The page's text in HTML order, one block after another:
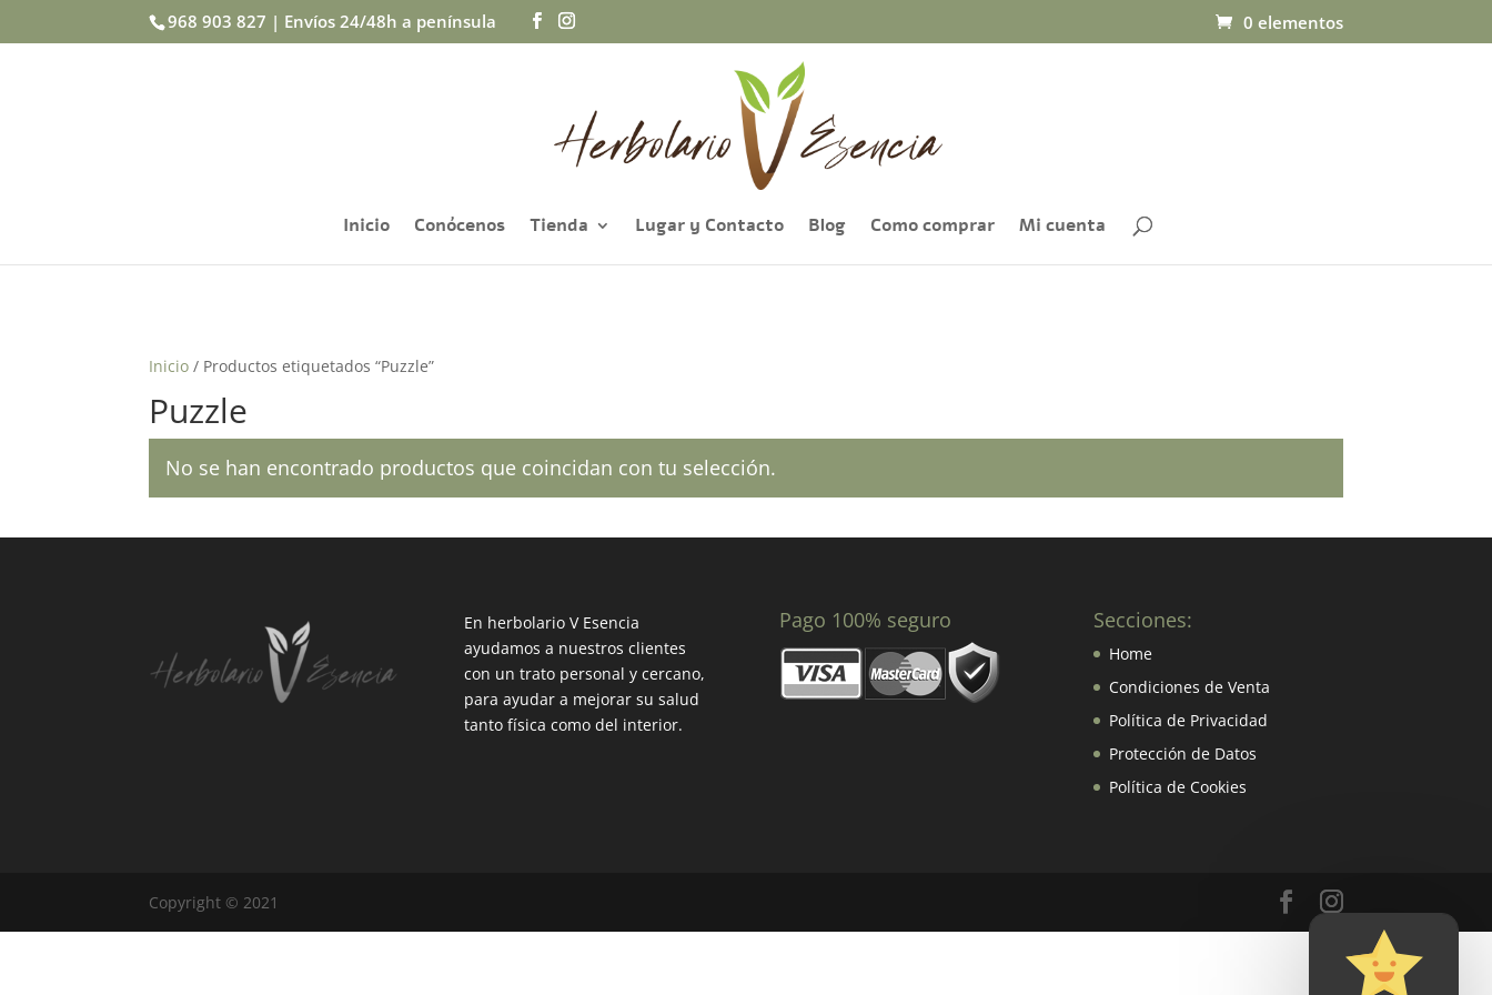
968 903 827 | Envíos 24/48h a península 0 elementos
Inicio Conócenos Tienda Lugar y Contacto Blog Como comprar Mi cuenta
Inicio / Productos etiquetados “Puzzle”
Puzzle
No se han encontrado productos que coincidan con tu selección.
En herbolario V Esencia
ayudamos a nuestros clientes
con un trato personal y cercano,
para ayudar a mejorar su salud
tanto física como del interior.
Pago 100% seguro Secciones:
Home
Condiciones de Venta
Política de Privacidad
Protección de Datos
Política de Cookies
Copyright © 2021